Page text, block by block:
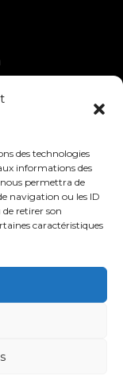
des technologies
informations des
permettra de
navigation ou les ID
de retirer son
caractéristiques
57600 FORBACH -